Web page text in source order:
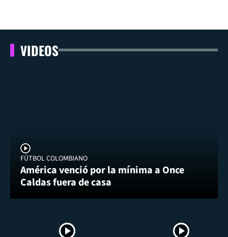
VIDEOS
FÚTBOL COLOMBIANO
América venció por la mínima a Once
Caldas fuera de casa